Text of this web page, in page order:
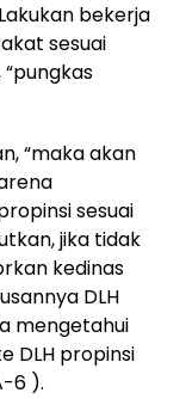
bekerja
sesuai
“maka akan
sesuai
jika tidak
kedinas
DLH
mengetahui
DLH propinsi
6 ).